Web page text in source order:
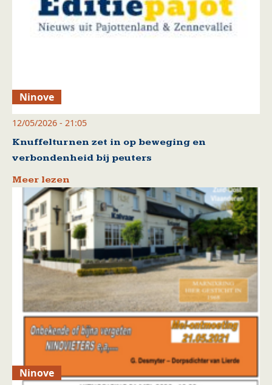
Ninove
12/05/2026 - 21:05
Knuffelturnen zet in op beweging en
verbondenheid bij peuters
Meer lezen
Ninove